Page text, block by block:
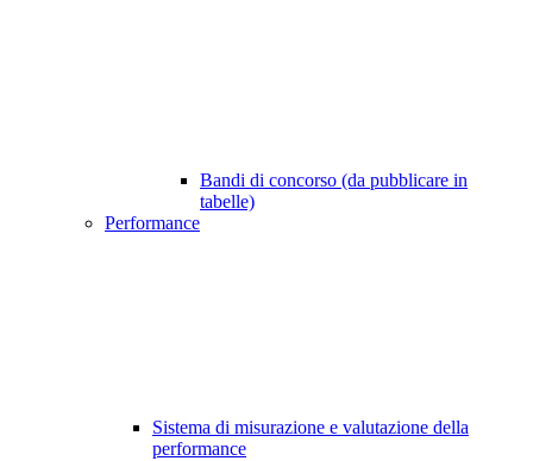
Bandi di concorso (da pubblicare in
tabelle)
Performance
Sistema di misurazione e valutazione della
performance